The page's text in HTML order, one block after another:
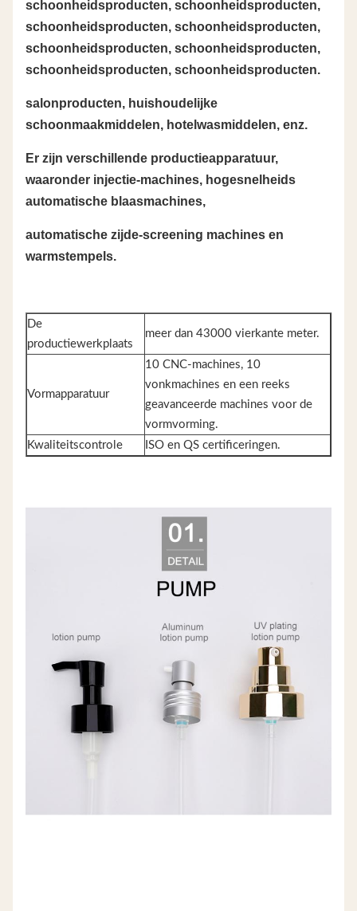
schoonheidsproducten, schoonheidsproducten,
schoonheidsproducten, schoonheidsproducten,
schoonheidsproducten, schoonheidsproducten,
schoonheidsproducten, schoonheidsproducten.
salonproducten, huishoudelijke
schoonmaakmiddelen, hotelwasmiddelen, enz.
Er zijn verschillende productieapparatuur,
waaronder injectie-machines, hogesnelheids
automatische blaasmachines,
automatische zijde-screening machines en
warmstempels.
De
productiewerkplaats
meer dan 43000 vierkante meter.
Vormapparatuur
10 CNC-machines, 10
vonkmachines en een reeks
geavanceerde machines voor de
vormvorming.
Kwaliteitscontrole
ISO en QS certificeringen.